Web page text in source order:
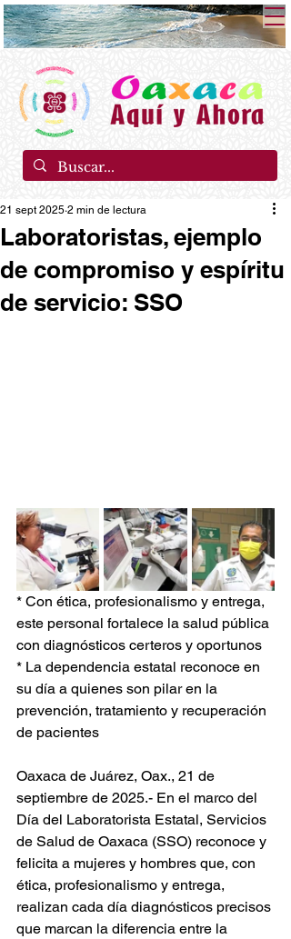
Laboratoristas, ejemplo
de compromiso y espíritu
de servicio: SSO
21 sept 2025 2 min de lectura
* Con ética, profesionalismo y entrega,
este personal fortalece la salud pública
con diagnósticos certeros y oportunos
* La dependencia estatal reconoce en
su día a quienes son pilar en la
prevención, tratamiento y recuperación
de pacientes
Oaxaca de Juárez, Oax., 21 de
septiembre de 2025.- En el marco del
Día del Laboratorista Estatal, Servicios
de Salud de Oaxaca (SSO) reconoce y
felicita a mujeres y hombres que, con
ética, profesionalismo y entrega,
realizan cada día diagnósticos precisos
que marcan la diferencia entre la